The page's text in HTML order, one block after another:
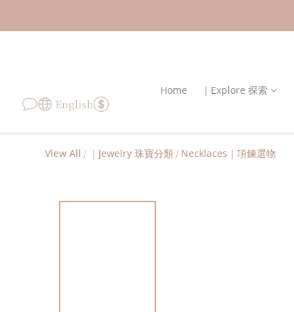
English
Home ｜Explore 探索
View All / ｜Jewelry 珠寶分類 / Necklaces｜項鍊選物